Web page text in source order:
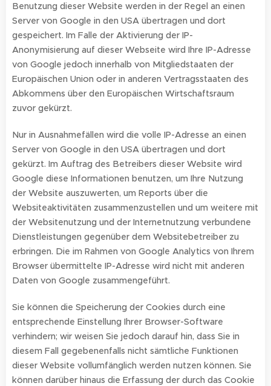
Benutzung dieser Website werden in der Regel an einen
Server von Google in den USA übertragen und dort
gespeichert. Im Falle der Aktivierung der IP-
Anonymisierung auf dieser Webseite wird Ihre IP-Adresse
von Google jedoch innerhalb von Mitgliedstaaten der
Europäischen Union oder in anderen Vertragsstaaten des
Abkommens über den Europäischen Wirtschaftsraum
zuvor gekürzt.
Nur in Ausnahmefällen wird die volle IP-Adresse an einen
Server von Google in den USA übertragen und dort
gekürzt. Im Auftrag des Betreibers dieser Website wird
Google diese Informationen benutzen, um Ihre Nutzung
der Website auszuwerten, um Reports über die
Websiteaktivitäten zusammenzustellen und um weitere mit
der Websitenutzung und der Internetnutzung verbundene
Dienstleistungen gegenüber dem Websitebetreiber zu
erbringen. Die im Rahmen von Google Analytics von Ihrem
Browser übermittelte IP-Adresse wird nicht mit anderen
Daten von Google zusammengeführt.
Sie können die Speicherung der Cookies durch eine
entsprechende Einstellung Ihrer Browser-Software
verhindern; wir weisen Sie jedoch darauf hin, dass Sie in
diesem Fall gegebenenfalls nicht sämtliche Funktionen
dieser Website vollumfänglich werden nutzen können. Sie
können darüber hinaus die Erfassung der durch das Cookie